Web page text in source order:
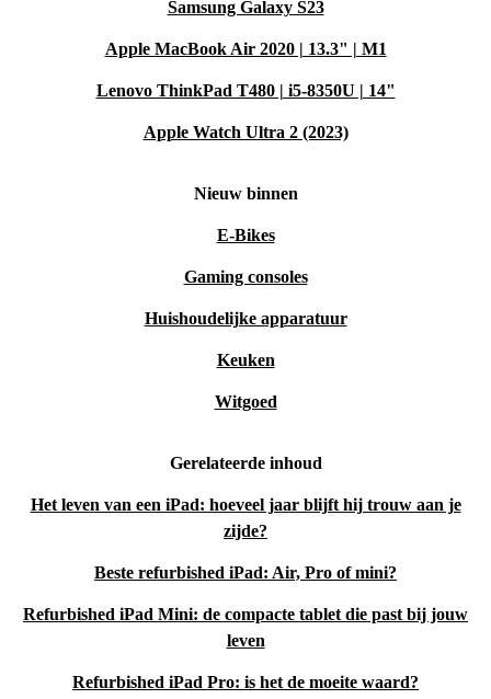
Samsung Galaxy S23
Apple MacBook Air 2020 | 13.3" | M1
Lenovo ThinkPad T480 | i5-8350U | 14"
Apple Watch Ultra 2 (2023)
Nieuw binnen
E-Bikes
Gaming consoles
Huishoudelijke apparatuur
Keuken
Witgoed
Gerelateerde inhoud
Het leven van een iPad: hoeveel jaar blijft hij trouw aan je
zijde?
Beste refurbished iPad: Air, Pro of mini?
Refurbished iPad Mini: de compacte tablet die past bij jouw
leven
Refurbished iPad Pro: is het de moeite waard?